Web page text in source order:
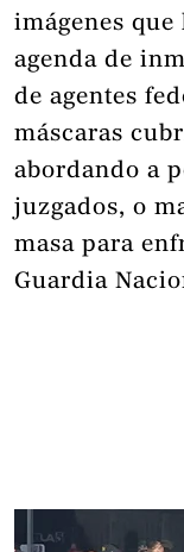
imágenes
agenda de
de agentes
máscaras
abordando a
juzgados, o
masa para
Guardia